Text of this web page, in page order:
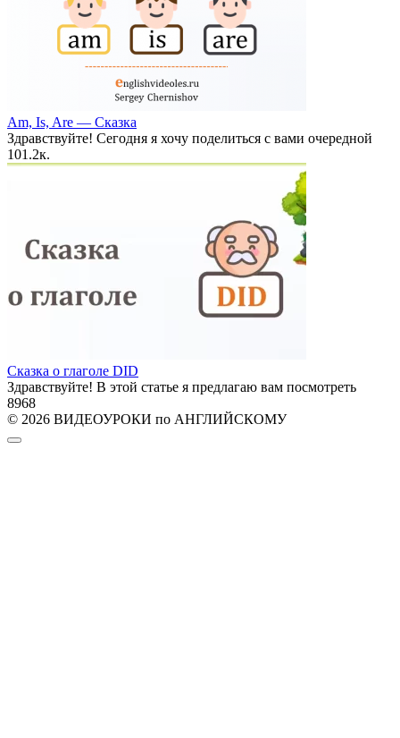
Am, Is, Are — Сказка
Здравствуйте! Сегодня я хочу поделиться с вами очередной
101.2к.
Сказка о глаголе DID
Здравствуйте! В этой статье я предлагаю вам посмотреть
8968
© 2026 ВИДЕОУРОКИ по АНГЛИЙСКОМУ